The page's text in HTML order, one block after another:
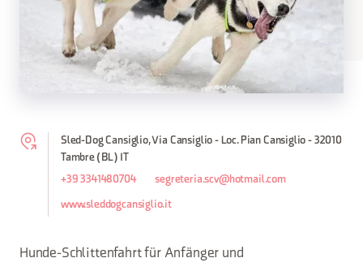
Sled-Dog Cansiglio, Via Cansiglio - Loc. Pian Cansiglio - 32010
Tambre (BL) IT
+39 3341480704 segreteria.scv@hotmail.com
www.sleddogcansiglio.it
Hunde-Schlittenfahrt für Anfänger und